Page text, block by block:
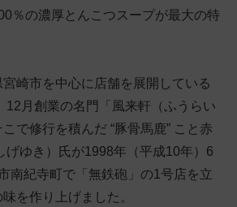
％の濃厚とんこつスープが最大の特
崎市を中心に店舗を展開している
12月創業の名門「風来軒（ふうらい
で修行を積んだ “豚骨馬鹿” こと赤
げゆき）氏が1998年（平成10年）6
南紀寺町で「無鉄砲」の1号店を立
を作り上げました。